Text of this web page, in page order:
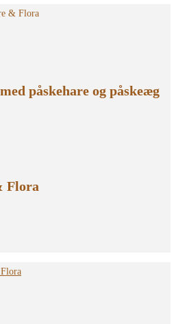
& Flora
påskehare og påskeæg
Flora